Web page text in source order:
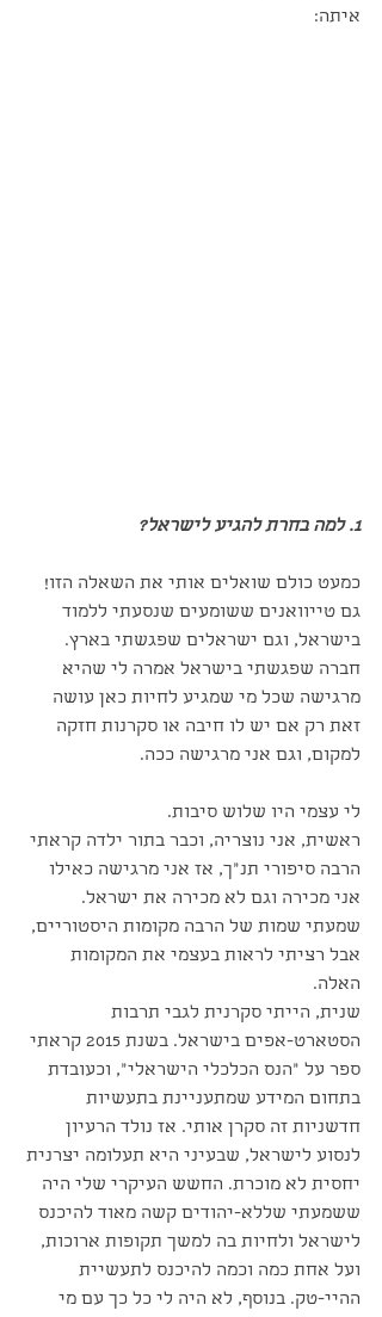
איתה:
1. למה בחרת להגיע לישראל?
כמעט כולם שואלים אותי את השאלה הזו!
גם טייוואנים ששומעים שנסעתי ללמוד
בישראל, וגם ישראלים שפגשתי בארץ.
חברה שפגשתי בישראל אמרה לי שהיא
מרגישה שכל מי שמגיע לחיות כאן עושה
זאת רק אם יש לו חיבה או סקרנות חזקה
למקום, וגם אני מרגישה ככה.
לי עצמי היו שלוש סיבות.
ראשית, אני נוצריה, וכבר בתור ילדה קראתי
הרבה סיפורי תנ״ך, אז אני מרגישה כאילו
אני מכירה וגם לא מכירה את ישראל.
שמעתי שמות של הרבה מקומות היסטוריים,
אבל רציתי לראות בעצמי את המקומות
האלה.
שנית, הייתי סקרנית לגבי תרבות
הסטארט-אפים בישראל. בשנת 2015 קראתי
ספר על "הנס הכלכלי הישראלי", וכעובדת
בתחום המידע שמתעניינת בתעשיות
חדשניות זה סקרן אותי. אז נולד הרעיון
לנסוע לישראל, שבעיני היא תעלומה יצרנית
יחסית לא מוכרת. החשש העיקרי שלי היה
ששמעתי שללא-יהודים קשה מאוד להיכנס
לישראל ולחיות בה למשך תקופות ארוכות,
ועל אחת כמה וכמה להיכנס לתעשיית
ההיי-טק. בנוסף, לא היה לי כל כך עם מי